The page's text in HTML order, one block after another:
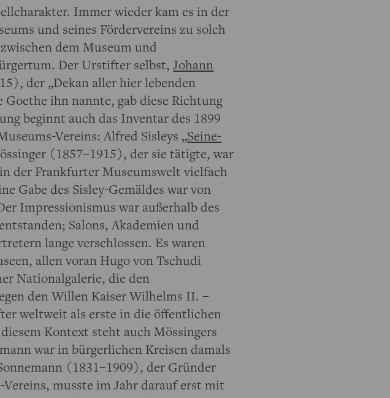
Immer wieder kam es in der
und seines Fördervereins zu solch
dem Museum und
Der Urstifter selbst,Johann
der „Dekan aller hier lebenden
ihn nannte, gab diese Richtung
beginnt auch das Inventar des 1899
Vereins: Alfred Sisleys „Seine-
(1857–1915), der sie tätigte, war
der Frankfurter Museumswelt vielfach
Gabe des Sisley-Gemäldes war von
Impressionismus war außerhalb des
Salons, Akademien und
lange verschlossen. Es waren
allen voran Hugo von Tschudi
Nationalgalerie, die den
den Willen Kaiser Wilhelms II. –
weltweit als erste in die öffentlichen
Kontext steht auch Mössingers
war in bürgerlichen Kreisen damals
(1831–1909), der Gründer
Vereins, musste im Jahr darauf erst mit